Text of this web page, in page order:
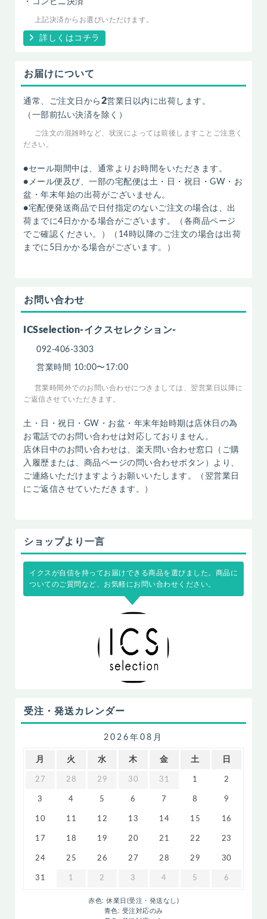
上記決済からお選びいただけます。
詳しくはコチラ
お届けについて
通常、ご注文日から 2営業日以内に出荷します。
（一部前払い決済を除く）
ご注文の混雑時など、状況によっては前後しますことご注意く
ださい。
●セール期間中は、通常よりお時間をいただきます。
●メール便及び、一部の宅配便は土・日・祝日・GW・お
盆・年末年始の出荷がございません。
●宅配便発送商品で日付指定のないご注文の場合は、出
荷までに4日かかる場合がございます。（各商品ページ
でご確認ください。）（14時以降のご注文の場合は出荷
までに5日かかる場合がございます。）
お問い合わせ
ICSselection-イクスセレクション-
092-406-3303
営業時間 10:00〜17:00
営業時間外でのお問い合わせにつきましては、翌営業日以降に
ご返信させていただきます。
土・日・祝日・GW・お盆・年末年始時期は店休日の為
お電話でのお問い合わせは対応しておりません。
店休日中のお問い合わせは、楽天問い合わせ窓口（ご購
入履歴または、商品ページの問い合わせボタン）より、
ご連絡いただけますようお願いいたします。（翌営業日
にご返信させていただきます。）
ショップより一言
イクスが自信を持ってお届けできる商品を選びました。商品に
ついてのご質問など、お気軽にお問い合わせください。
受注・発送カレンダー
2026年08月
月 火 水 木 金 土 日
27 28 29 30 31 1 2
3 4 5 6 7 8 9
10 11 12 13 14 15 16
17 18 19 20 21 22 23
24 25 26 27 28 29 30
31 1 2 3 4 5 6
赤色: 休業日(受注・発送なし)
青色: 受注対応のみ